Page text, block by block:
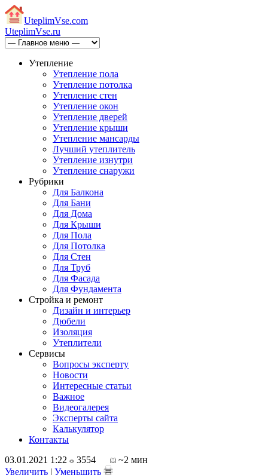
UteplimVse.com
UteplimVse.ru
Утепление
Утепление пола
Утепление потолка
Утепление стен
Утепление окон
Утепление дверей
Утепление крыши
Утепление мансарды
Лучший утеплитель
Утепление изнутри
Утепление снаружи
Рубрики
Для Балкона
Для Бани
Для Дома
Для Крыши
Для Пола
Для Потолка
Для Стен
Для Труб
Для Фасада
Для Фундамента
Стройка и ремонт
Дизайн и интерьер
Дюбели
Изоляция
Утеплители
Сервисы
Вопросы эксперту
Новости
Интересные статьи
Важное
Видеогалерея
Эксперты сайта
Калькулятор
Контакты
03.01.2021 1:22
3554
~2 мин
Увеличить | Уменьшить